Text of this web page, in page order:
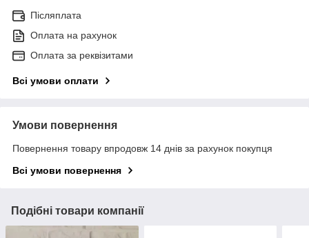
Післяплата
Оплата на рахунок
Оплата за реквізитами
Всі умови оплати
Умови повернення
Повернення товару впродовж 14 днів за рахунок покупця
Всі умови повернення
Подібні товари компанії